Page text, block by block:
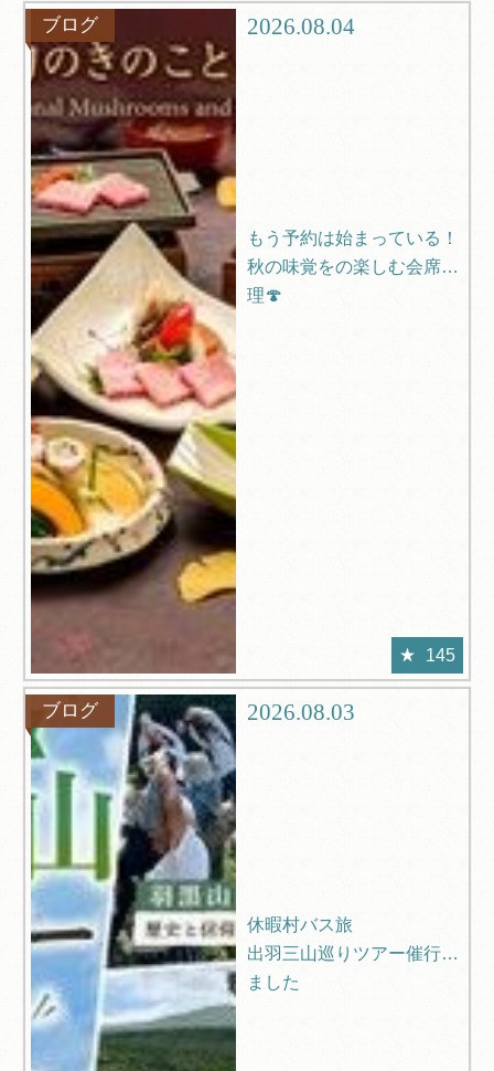
ブログ 2026.08.04
もう予約は始まっている！
秋の味覚をの楽しむ会席料
理🍄
145
ブログ 2026.08.03
休暇村バス旅
出羽三山巡りツアー催行し
ました